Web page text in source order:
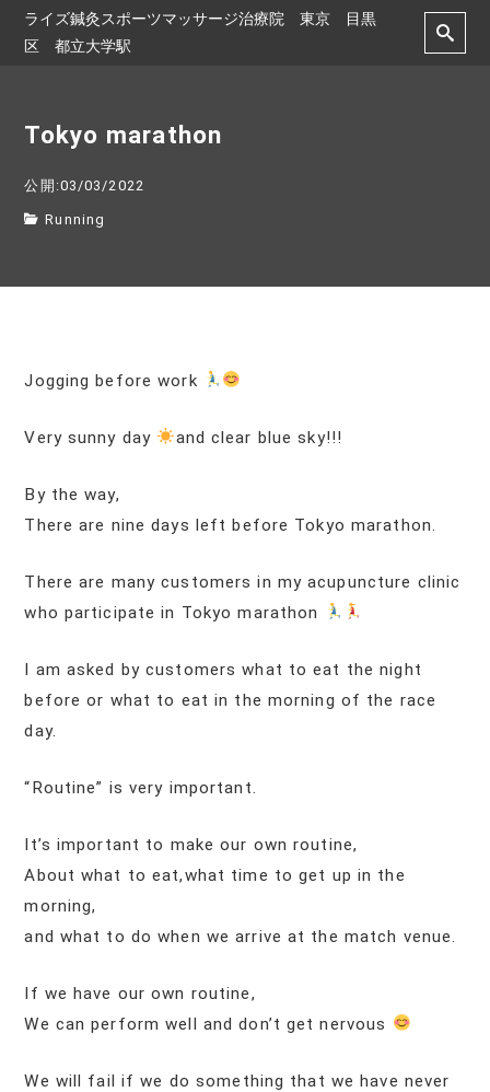
ライズ鍼灸スポーツマッサージ治療院 東京 目黒
区 都立大学駅
Tokyo marathon
公開:03/03/2022
Running
Jogging before work
Very sunny day and clear blue sky!!!
By the way,
There are nine days left before Tokyo marathon.
There are many customers in my acupuncture clinic
who participate in Tokyo marathon
I am asked by customers what to eat the night
before or what to eat in the morning of the race
day.
“Routine” is very important.
It’s important to make our own routine,
About what to eat,what time to get up in the
morning,
and what to do when we arrive at the match venue.
If we have our own routine,
We can perform well and don’t get nervous
We will fail if we do something that we have never